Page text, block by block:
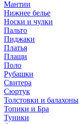
Мантии
Нижнее белье
Носки и чулки
Пальто
Пиджаки
Платья
Плащи
Поло
Рубашки
Свитера
Сюртук
Толстовки и балахоны
Топики и Бра
Туники